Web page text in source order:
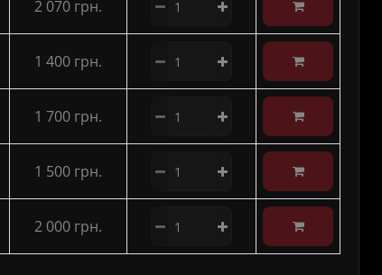
2 070 грн.
1 400 грн.
1 700 грн.
1 500 грн.
2 000 грн.